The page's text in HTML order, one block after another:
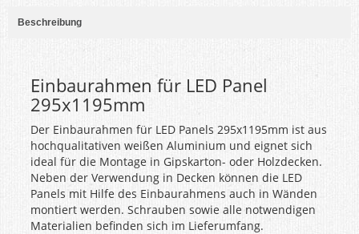
Beschreibung
Einbaurahmen für LED Panel
295x1195mm
Der Einbaurahmen für LED Panels 295x1195mm ist aus
hochqualitativen weißen Aluminium und eignet sich
ideal für die Montage in Gipskarton- oder Holzdecken.
Neben der Verwendung in Decken können die LED
Panels mit Hilfe des Einbaurahmens auch in Wänden
montiert werden. Schrauben sowie alle notwendigen
Materialien befinden sich im Lieferumfang.